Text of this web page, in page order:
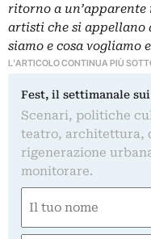
ritorno a
artisti che si appellano
siamo e cosa vogliamo
L'ARTICOLO CONTINUA PIÙ
Fest, il settimanale
Scenari, politiche
teatro, architettura,
rigenerazione
monitorare.
(Obbligatorio)